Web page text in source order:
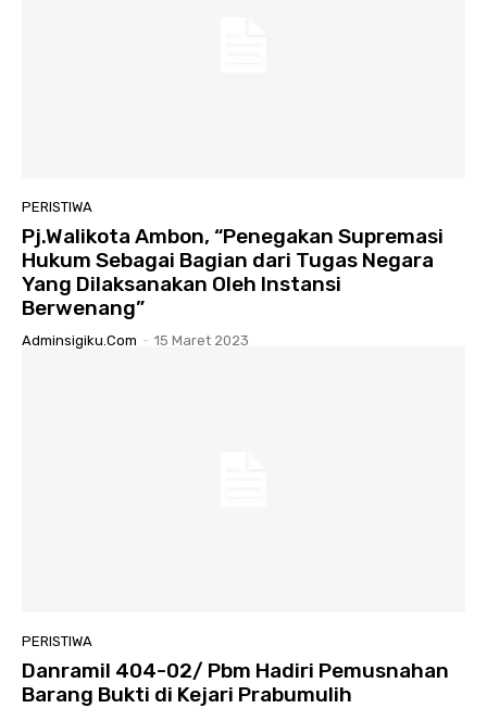
PERISTIWA
Pj.Walikota Ambon, “Penegakan Supremasi
Hukum Sebagai Bagian dari Tugas Negara
Yang Dilaksanakan Oleh Instansi
Berwenang”
Adminsigiku.com - 15 Maret 2023
PERISTIWA
Danramil 404-02/ Pbm Hadiri Pemusnahan
Barang Bukti di Kejari Prabumulih